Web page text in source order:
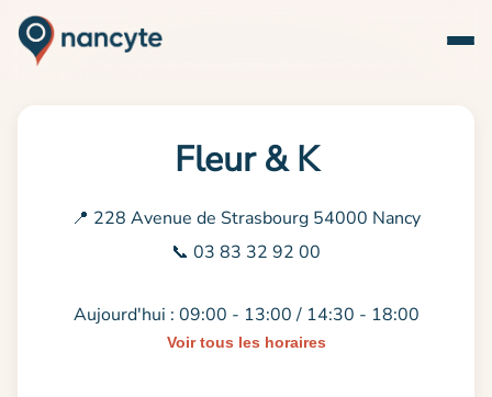
Fleur & K
📍 228 Avenue de Strasbourg 54000 Nancy
📞 03 83 32 92 00
Aujourd'hui : 09:00 - 13:00 / 14:30 - 18:00
Voir tous les horaires